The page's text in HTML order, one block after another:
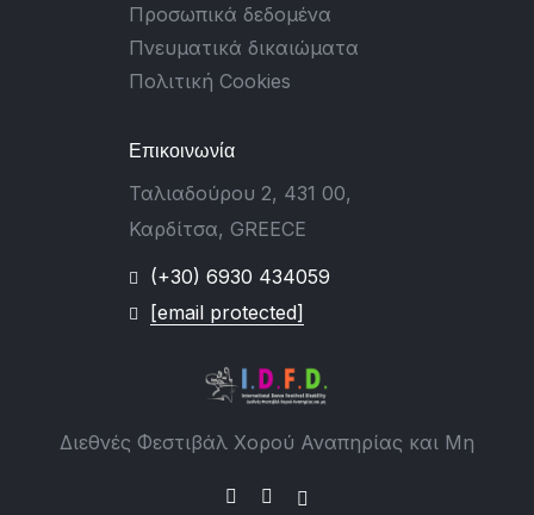
Διεθνές Φεστιβάλ Χορού Αναπηρίας και Μη
Προσωπικά δεδομένα
Πνευματικά δικαιώματα
Πολιτική Cookies
Επικοινωνία
Ταλιαδούρου 2, 431 00,
Καρδίτσα, GREECE
(+30) 6930 434059
[email protected]